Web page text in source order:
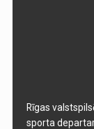
Rīgas
sporta